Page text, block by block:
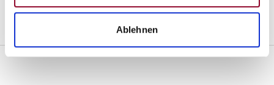
Ablehnen
Widerrufs / Stornierung nach Versendung trägt der